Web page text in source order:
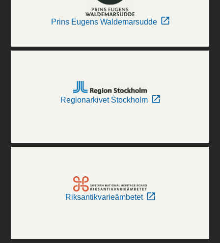
Prins Eugens Waldemarsudde
Regionarkivet Stockholm
Riksantikvarieämbetet